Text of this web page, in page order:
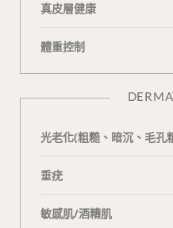
真皮層健康
體重控制
光老化(粗糙、暗沉、毛孔
垂疣
敏感肌/酒糟肌